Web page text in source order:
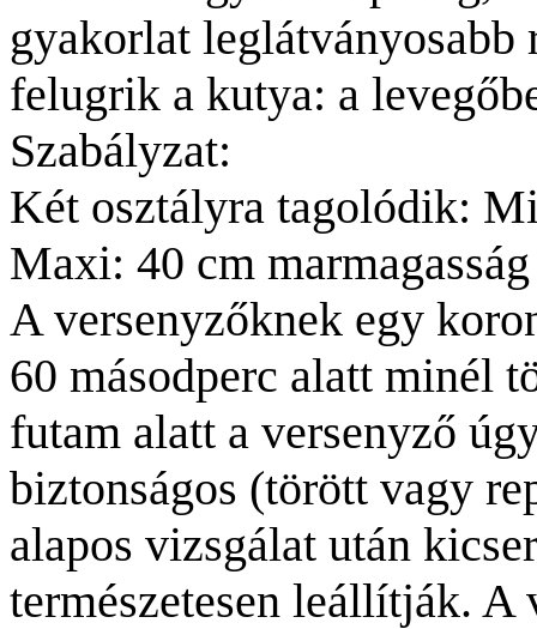
gyakorlat leglátványosabb
felugrik a kutya: a
Szabályzat:
Két osztályra tagolódik:
Maxi: 40 cm
A versenyzőknek egy
60 másodperc alatt minél
futam alatt a versenyző
biztonságos (törött vagy
alapos vizsgálat után
természetesen leállítják. A